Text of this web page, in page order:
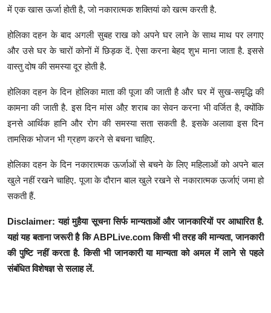
में एक खास ऊर्जा होती है, जो नकारात्मक शक्तियां को खत्म करती है.
होलिका दहन के बाद अगली सुबह राख को अपने घर लाने के साथ माथ पर लगाए
और उसे घर के चारों कोनों में छिड़क दें. ऐसा करना बेहद शुभ माना जाता है. इससे
वास्तु दोष की समस्या दूर होती है.
होलिका दहन के दिन होलिका माता की पूजा की जाती है और घर में सुख-समृद्धि की
कामना की जाती है. इस दिन मांस औऱ शराब का सेवन करना भी वर्जित है, क्योंकि
इनसे आर्थिक हानि और रोग की समस्या सता सकती है. इसके अलावा इस दिन
तामसिक भोजन भी ग्रहण करने से बचना चाहिए.
होलिका दहन के दिन नकारात्मक ऊर्जाओं से बचने के लिए महिलाओं को अपने बाल
खुले नहीं रखने चाहिए. पूजा के दौरान बाल खुले रखने से नकारात्मक ऊर्जाएं जमा हो
सकती हैं.
Disclaimer: यहां मुहैया सूचना सिर्फ मान्यताओं और जानकारियों पर आधारित है.
यहां यह बताना जरूरी है किABPLive.comकिसी भी तरह की मान्यता, जानकारी
की पुष्टि नहीं करता है. किसी भी जानकारी या मान्यता को अमल में लाने से पहले
संबंधित विशेषज्ञ से सलाह लें.